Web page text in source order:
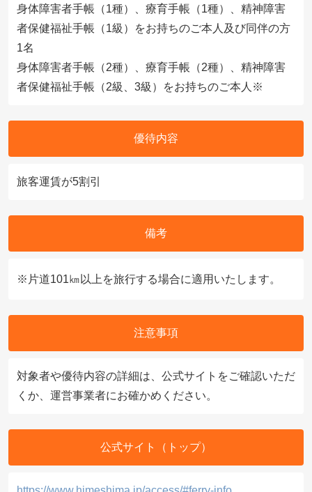
身体障害者手帳（1種）、療育手帳（1種）、精神障害
者保健福祉手帳（1級）をお持ちのご本人及び同伴の方
1名
身体障害者手帳（2種）、療育手帳（2種）、精神障害
者保健福祉手帳（2級、3級）をお持ちのご本人※
優待内容
旅客運賃が5割引
備考
※片道101㎞以上を旅行する場合に適用いたします。
注意事項
対象者や優待内容の詳細は、公式サイトをご確認いただ
くか、運営事業者にお確かめください。
公式サイト（トップ）